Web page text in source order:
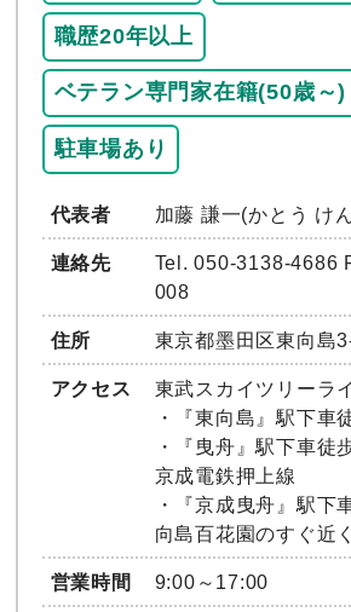
職歴20年以上
ベテラン専門家在籍(50歳～)
駐車場あり
代表者 加藤 謙一(かとう け
連絡先
Tel. 050-3138-4686
008
住所 東京都墨田区東向島
アクセス
東武スカイツリーラ
・『東向島』駅下車
・『曳舟』駅下
京成電鉄押上線
・『京成曳舟』駅
向島百花園のすぐ近く
営業時間 9:00～17:00